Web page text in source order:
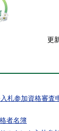
更
札参加資格審査
者名簿